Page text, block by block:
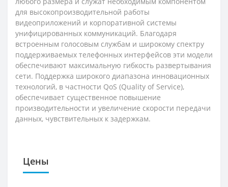
для высокопроизводительной работы
видеоприложений и корпоративной системы
унифицированных коммуникаций. Благодаря
встроенным голосовым службам и широкому спектру
поддерживаемых телефонных интерфейсов эти модели
обеспечивают максимальную гибкость развертывания
сети. Поддержка широкого диапазона инновационных
технологий, в частности QoS (Quality of Service),
обеспечивает существенное повышение
производительности и увеличение скорости передачи
данных, чувствительных к задержкам.
Цены